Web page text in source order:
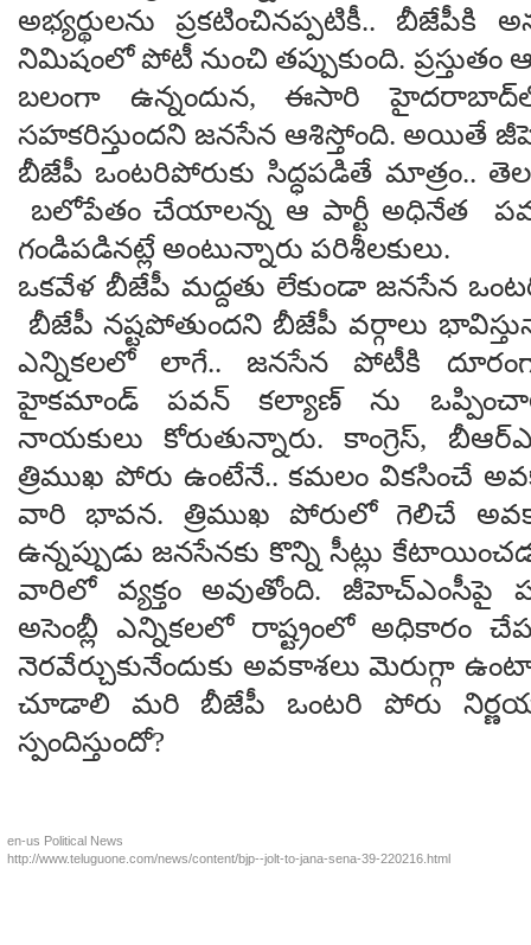
అభ్యర్థులను ప్రకటించినప్పటికీ.. బీజేపీకి
నిమిషంలో పోటీ నుంచి తప్పుకుంది. ప్రస్తుతం
బలంగా ఉన్నందున, ఈసారి
సహకరిస్తుందని జనసేన ఆశిస్తోంది. అయితే
బీజేపీ ఒంటరిపోరుకు సిద్ధపడితే మాత్రం..
బలోపేతం చేయాలన్న ఆ పార్టీ అధినేత
గండిపడినట్లే అంటున్నారు పరిశీలకులు.
ఒకవేళ బీజేపీ మద్దతు లేకుండా జనసేన
బీజేపీ నష్టపోతుందని బీజేపీ వర్గాలు
ఎన్నికలలో లాగే.. జనసేన పోటీకి
హైకమాండ్ పవన్ కల్యాణ్ ను
నాయకులు కోరుతున్నారు. కాంగ్రెస్,
త్రిముఖ పోరు ఉంటేనే.. కమలం వికసించే
వారి భావన. త్రిముఖ పోరులో గెలిచే
ఉన్నప్పుడు జనసేనకు కొన్ని సీట్లు
వారిలో వ్యక్తం అవుతోంది. జీహెచ్ఎంసీపై
అసెంబ్లీ ఎన్నికలలో రాష్ట్రంలో అధికారం
నెరవేర్చుకునేందుకు అవకాశలు మెరుగ్గా
చూడాలి మరి బీజేపీ ఒంటరి పోరు
స్పందిస్తుందో?
en-us Political News
http://www.teluguone.com/news/content/bjp--jolt-to-jana-sena-39-220216.html